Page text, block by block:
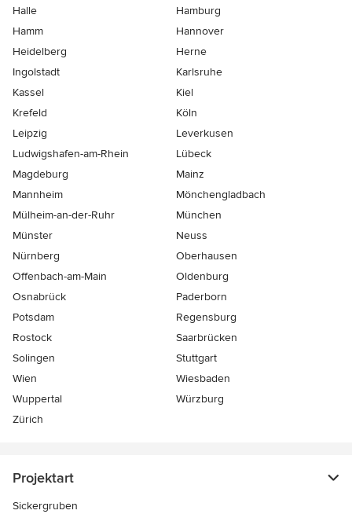
Halle
Hamburg
Hamm
Hannover
Heidelberg
Herne
Ingolstadt
Karlsruhe
Kassel
Kiel
Krefeld
Köln
Leipzig
Leverkusen
Ludwigshafen-am-Rhein
Lübeck
Magdeburg
Mainz
Mannheim
Mönchen­gladbach
Mülheim-an-der-Ruhr
München
Münster
Neuss
Nürnberg
Oberhausen
Offenbach-am-Main
Oldenburg
Osnabrück
Paderborn
Potsdam
Regensburg
Rostock
Saarbrücken
Solingen
Stuttgart
Wien
Wiesbaden
Wuppertal
Würzburg
Zürich
Projektart
Sickergruben